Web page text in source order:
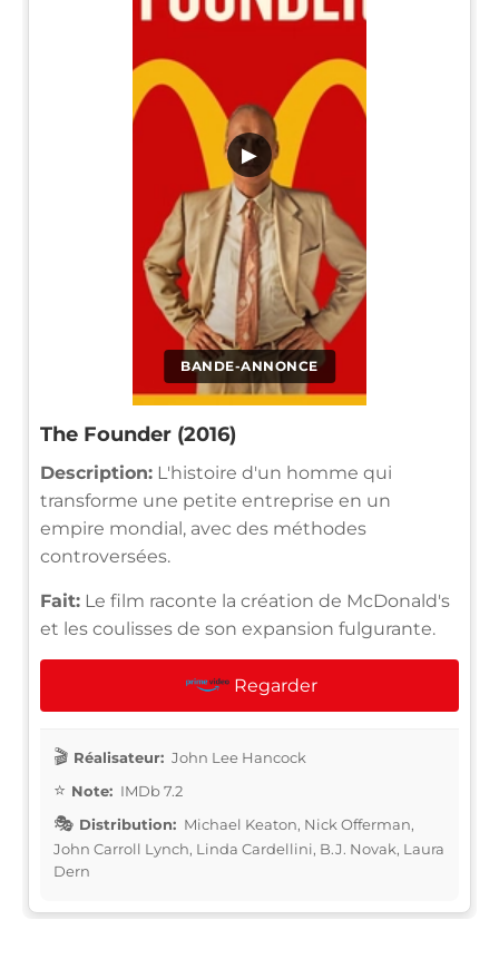
BANDE-ANNONCE
▶
The Founder (2016)
Description: L'histoire d'un homme qui
transforme une petite entreprise en un
empire mondial, avec des méthodes
controversées.
Fait: Le film raconte la création de McDonald's
et les coulisses de son expansion fulgurante.
Regarder
Réalisateur: John Lee Hancock
Note: IMDb 7.2
Distribution: Michael Keaton, Nick Offerman,
John Carroll Lynch, Linda Cardellini, B.J. Novak, Laura
Dern